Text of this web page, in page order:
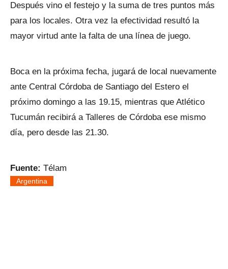
Después vino el festejo y la suma de tres puntos más
para los locales. Otra vez la efectividad resultó la
mayor virtud ante la falta de una línea de juego.
Boca en la próxima fecha, jugará de local nuevamente
ante Central Córdoba de Santiago del Estero el
próximo domingo a las 19.15, mientras que Atlético
Tucumán recibirá a Talleres de Córdoba ese mismo
día, pero desde las 21.30.
Fuente: Télam
Argentina